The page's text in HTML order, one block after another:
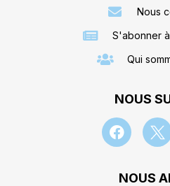
Nous
S'abonner
Qui
NOUS
NOUS